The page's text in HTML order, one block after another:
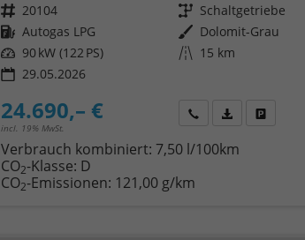
Fahrzeugnr. 20104 Getriebe Schaltgetriebe
Kraftstoff Autogas LPG Außenfarbe Dolomit-Grau
Leistung 90 kW (122 PS) Kilometerstand 15 km
29.05.2026
24.690,– €
incl. 19% MwSt.
Wir rufen Sie an
Verbrauch kombiniert: 7,50 l/100km
CO2-Klasse: D
CO2-Emissionen: 121,00 g/km